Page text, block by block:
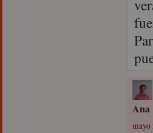
Ana
mayo